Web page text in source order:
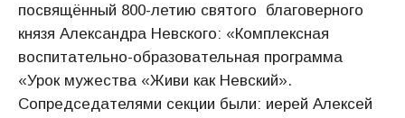
посвящённый 800-летию святого благоверного
князя Александра Невского: «Комплексная
воспитательно-образовательная программа
«Урок мужества «Живи как Невский».
Сопредседателями секции были: иерей Алексей